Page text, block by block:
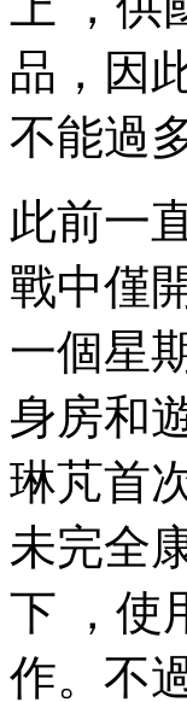
品，
不能過多
此前一
戰中僅
一個星
身房和遊
琳芃首次
未完全
下 ，使
作